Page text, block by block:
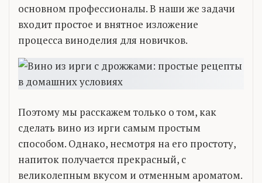
основном профессионалы. В наши же задачи
входит простое и внятное изложение
процесса виноделия для новичков.
Поэтому мы расскажем только о том, как
сделать вино из ирги самым простым
способом. Однако, несмотря на его простоту,
напиток получается прекрасный, с
великолепным вкусом и отменным ароматом.